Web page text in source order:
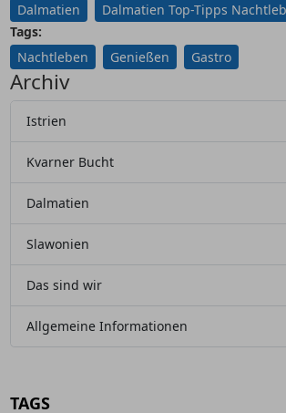
Dalmatien
Dalmatien Top-Tipps
Tags:
Nachtleben
Genießen Gastro
Archiv
Istrien
Kvarner Bucht
Dalmatien
Slawonien
Das sind wir
Allgemeine Informationen
TAGS